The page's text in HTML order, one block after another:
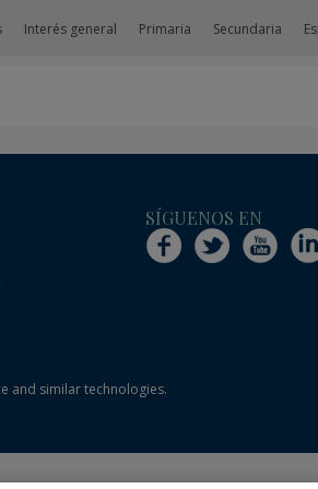
Interés general Primaria Secundaria
SÍGUENOS EN
and similar technologies.